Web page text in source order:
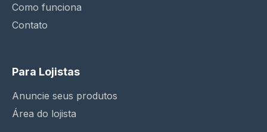
Como funciona
Contato
Para Lojistas
Anuncie seus produtos
Área do lojista